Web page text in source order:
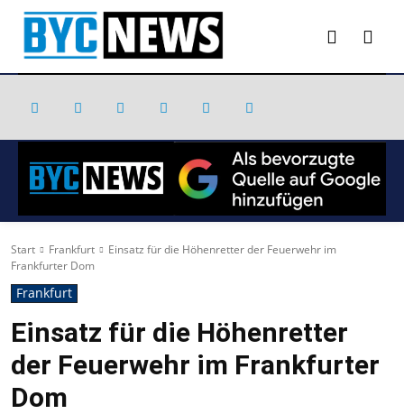
Start Frankfurt
Einsatz für die Höhenretter der Feuerwehr im
Frankfurter Dom
Frankfurt
Einsatz für die Höhenretter
der Feuerwehr im Frankfurter
Dom